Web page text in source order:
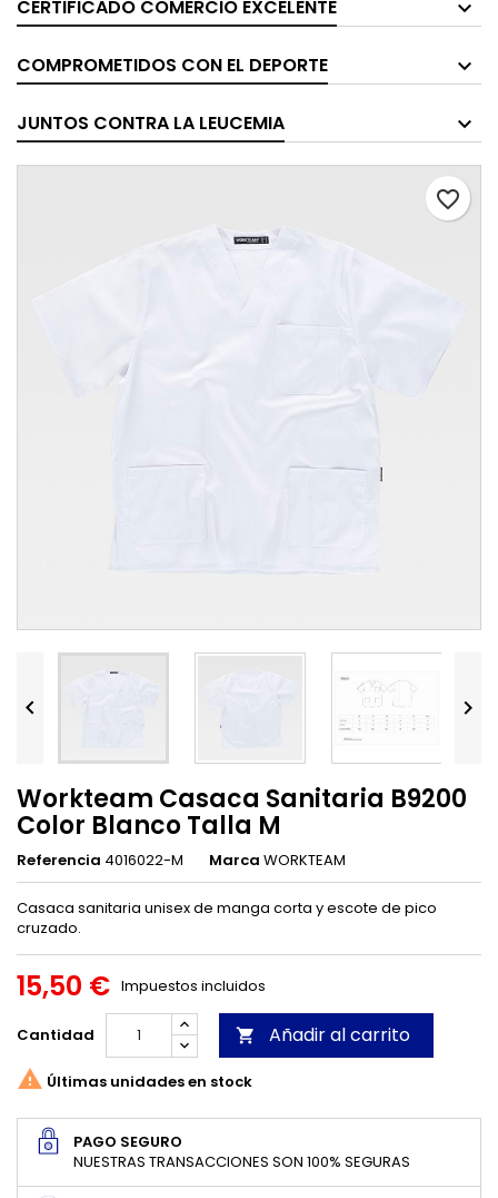
CERTIFICADO COMERCIO EXCELENTE
COMPROMETIDOS CON EL DEPORTE
JUNTOS CONTRA LA LEUCEMIA
favorite_border
 
Workteam Casaca Sanitaria B9200
Color Blanco Talla M
Referencia 4016022-M Marca WORKTEAM
Casaca sanitaria unisex de manga corta y escote de pico
cruzado.
15,50 € Impuestos incluidos
Cantidad  Añadir al carrito
 Últimas unidades en stock
PAGO SEGURO
NUESTRAS TRANSACCIONES SON 100% SEGURAS